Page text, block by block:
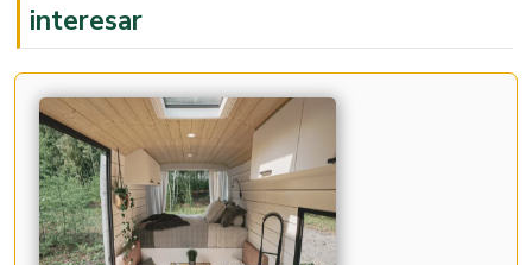
Domingo
interesar